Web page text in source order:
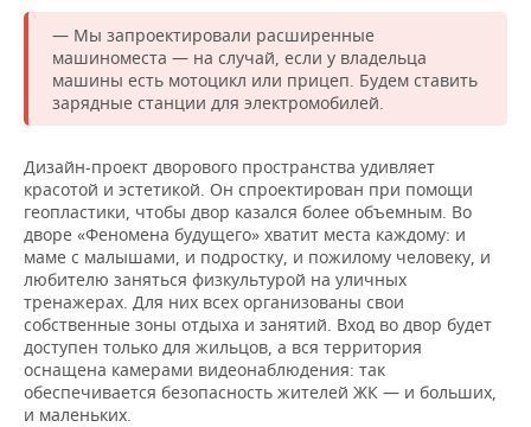
— Мы запроектировали расширенные
машиноместа — на случай, если у владельца
машины есть мотоцикл или прицеп. Будем ставить
зарядные станции для электромобилей.
Дизайн-проект дворового пространства удивляет
красотой и эстетикой. Он спроектирован при помощи
геопластики, чтобы двор казался более объемным. Во
дворе «Феномена будущего» хватит места каждому: и
маме с малышами, и подростку, и пожилому человеку, и
любителю заняться физкультурой на уличных
тренажерах. Для них всех организованы свои
собственные зоны отдыха и занятий. Вход во двор будет
доступен только для жильцов, а вся территория
оснащена камерами видеонаблюдения: так
обеспечивается безопасность жителей ЖК — и больших,
и маленьких.